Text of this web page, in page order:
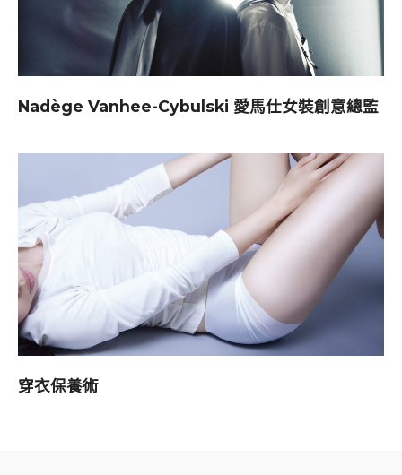
Nadège Vanhee-Cybulski 愛馬仕女裝創意總監
穿衣保養術